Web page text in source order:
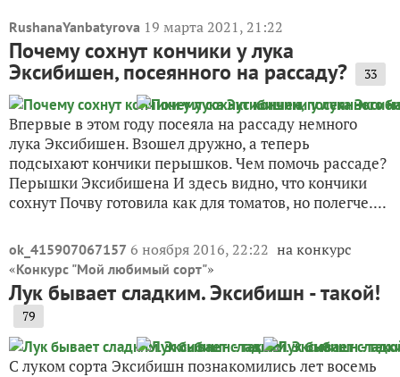
RushanaYanbatyrova 19 марта 2021, 21:22
Почему сохнут кончики у лука
Эксибишен, посеянного на рассаду? 33
Впервые в этом году посеяла на рассаду немного
лука Эксибишен. Взошел дружно, а теперь
подсыхают кончики перышков. Чем помочь рассаде?
Перышки Эксибишена И здесь видно, что кончики
сохнут Почву готовила как для томатов, но полегче....
ok_415907067157 6 ноября 2016, 22:22 на конкурс
«Конкурс "Мой любимый сорт"»
Лук бывает сладким. Эксибишн - такой!
79
С луком сорта Эксибишн познакомились лет восемь